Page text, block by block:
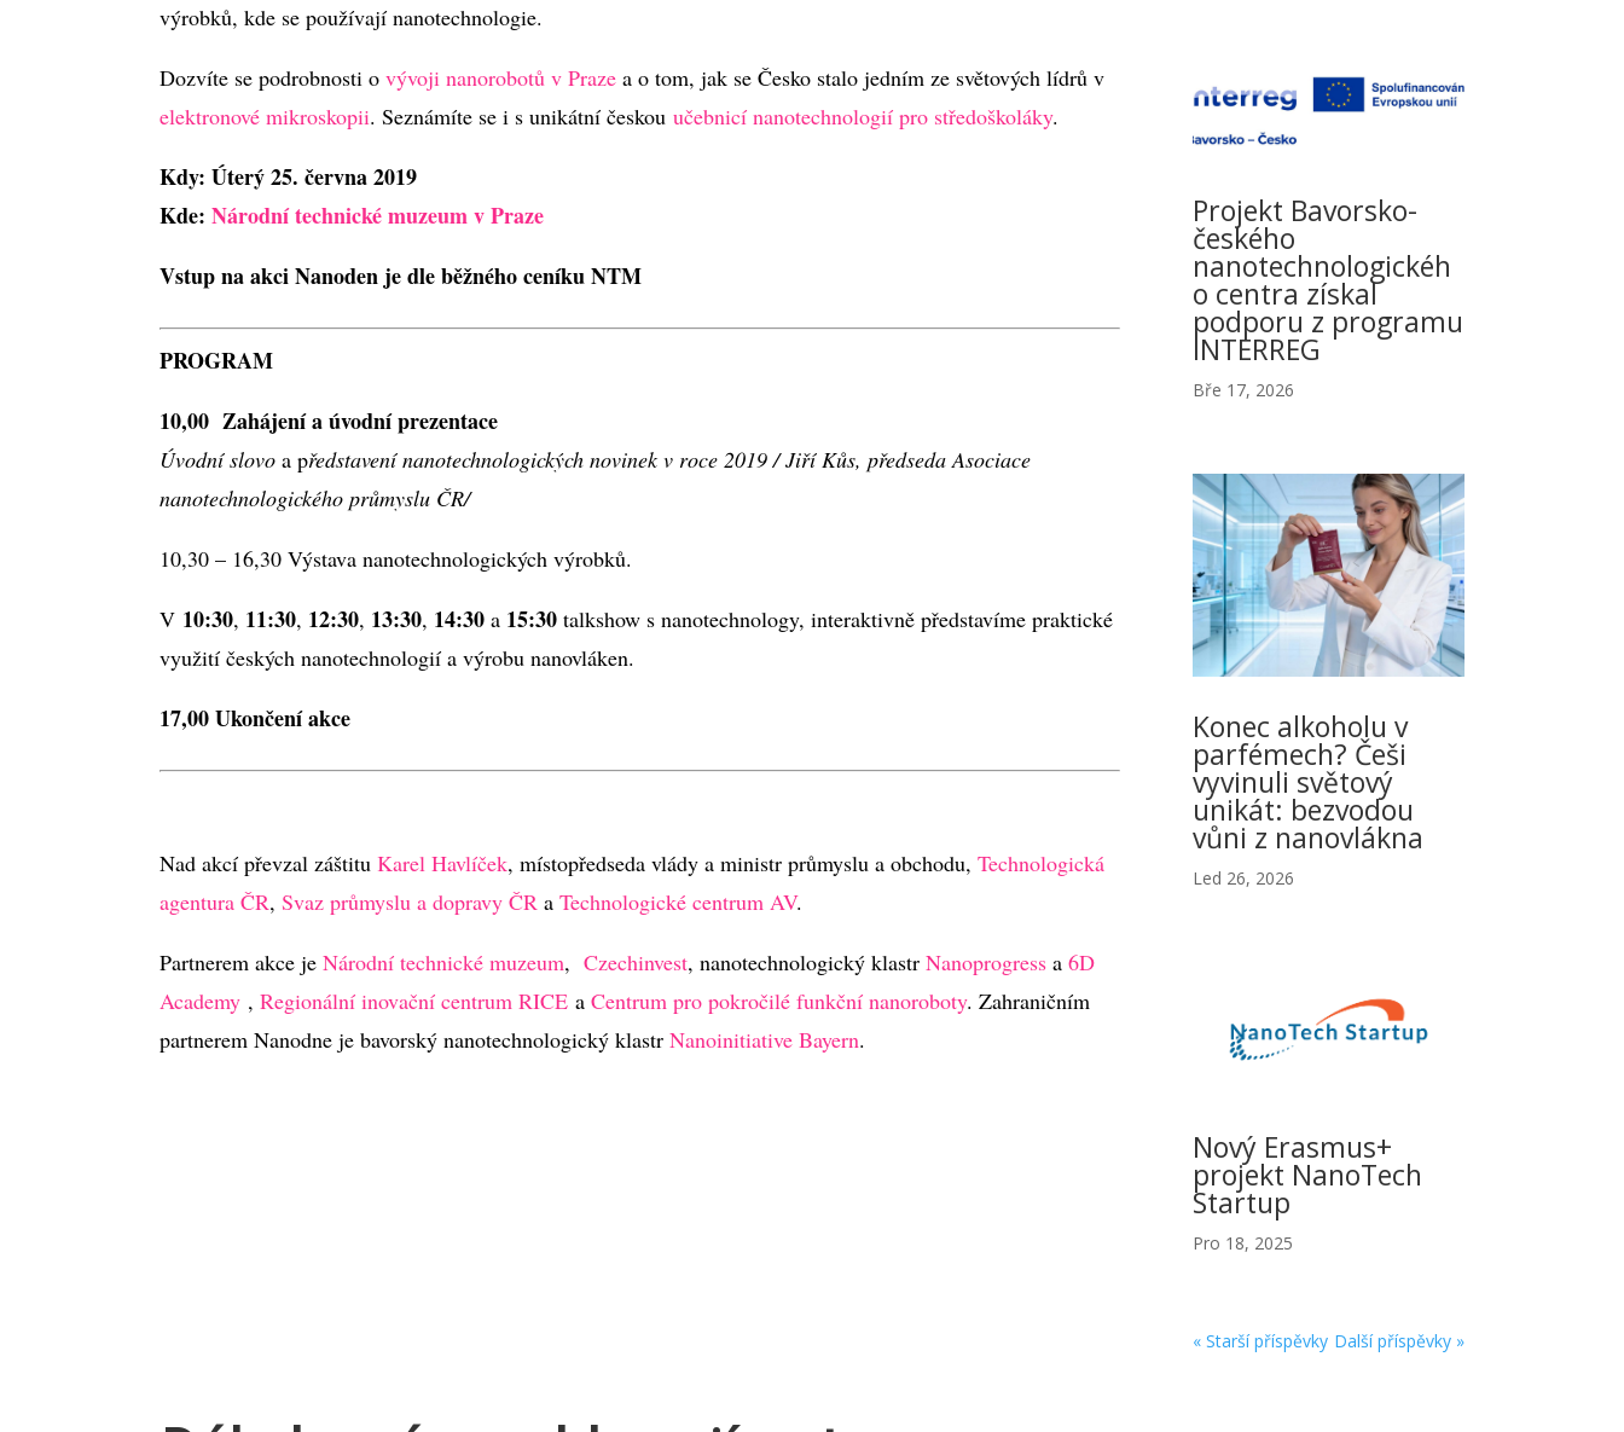
výrobků, kde se používají nanotechnologie.
Dozvíte se podrobnosti o vývoji nanorobotů v Praze a o tom, jak se Česko stalo jedním ze světových lídrů v
elektronové mikroskopii. Seznámíte se i s unikátní českou učebnicí nanotechnologií pro středoškoláky.
Kdy: Úterý 25. června 2019
Kde: Národní technické muzeum v Praze
Vstup na akci Nanoden je dle běžného ceníku NTM
PROGRAM
10,00 Zahájení a úvodní prezentace
Úvodní slovo a představení nanotechnologických novinek v roce 2019 / Jiří Kůs, předseda Asociace
nanotechnologického průmyslu ČR/
10,30 – 16,30 Výstava nanotechnologických výrobků.
V 10:30, 11:30, 12:30, 13:30, 14:30 a 15:30 talkshow s nanotechnology, interaktivně představíme praktické
využití českých nanotechnologií a výrobu nanovláken.
17,00 Ukončení akce
Nad akcí převzal záštitu Karel Havlíček, místopředseda vlády a ministr průmyslu a obchodu, Technologická
agentura ČR, Svaz průmyslu a dopravy ČR a Technologické centrum AV.
Partnerem akce je Národní technické muzeum, Czechinvest, nanotechnologický klastr Nanoprogress a 6D
Academy , Regionální inovační centrum RICE a Centrum pro pokročilé funkční nanoroboty. Zahraničním
partnerem Nanodne je bavorský nanotechnologický klastr Nanoinitiative Bayern.
Projekt Bavorsko-
českého
nanotechnologickéh
o centra získal
podporu z programu
INTERREG
Bře 17, 2026
Konec alkoholu v
parfémech? Češi
vyvinuli světový
unikát: bezvodou
vůni z nanovlákna
Led 26, 2026
Nový Erasmus+
projekt NanoTech
Startup
Pro 18, 2025
« Starší příspěvky Další příspěvky »